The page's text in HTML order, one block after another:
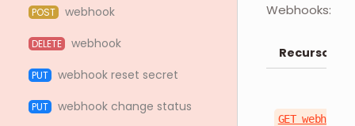
POST webhook
DELETE webhook
PUT webhook reset secret
PUT
webhook change status
Webhooks:
Recurso
GET